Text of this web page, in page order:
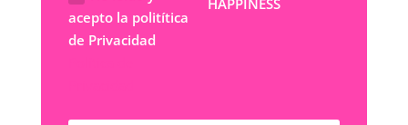
acepto la politítica
de Privacidad
HAPPINESS